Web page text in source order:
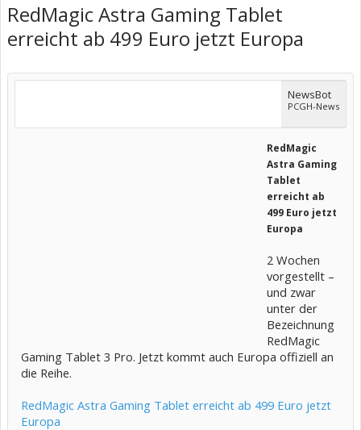
RedMagic Astra Gaming Tablet
erreicht ab 499 Euro jetzt Europa
NewsBot
PCGH-News
RedMagic
Astra Gaming
Tablet
erreicht ab
499 Euro jetzt
Europa
2 Wochen
vorgestellt –
und zwar
unter der
Bezeichnung
RedMagic
Gaming Tablet 3 Pro. Jetzt kommt auch Europa offiziell an
die Reihe.
RedMagic Astra Gaming Tablet erreicht ab 499 Euro jetzt
Europa